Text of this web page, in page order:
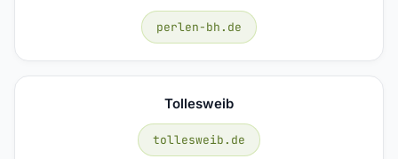
perlen-bh.de
Tollesweib
tollesweib.de